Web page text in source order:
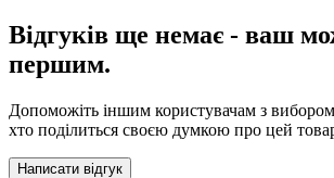
Відгуків ще немає - ваш
першим.
Допоможіть іншим користувачам з
хто поділиться своєю думкою про цей
Написати відгук